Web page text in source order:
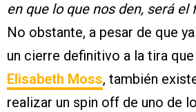
en que lo que nos den, será el
No obstante, a pesar de que
un cierre definitivo a la tira
Elisabeth Moss, también
realizar un spin off de uno de